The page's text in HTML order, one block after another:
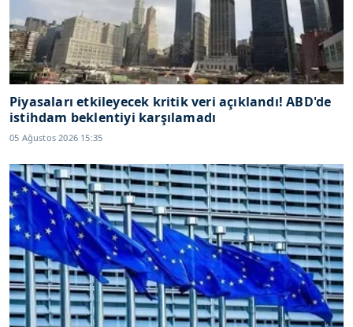
Piyasaları etkileyecek kritik veri açıklandı! ABD'de
istihdam beklentiyi karşılamadı
05 Ağustos 2026 15:35